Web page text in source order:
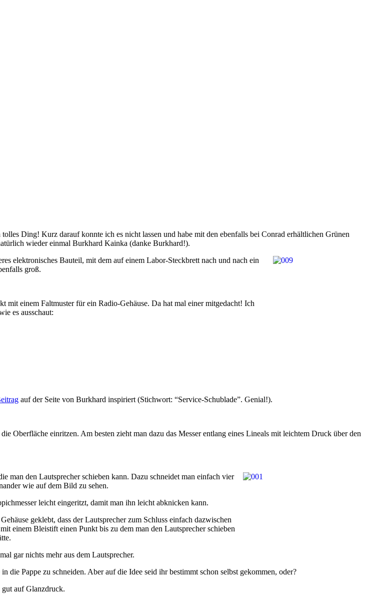
Ding! Kurz darauf konnte ich es nicht lassen und habe mit den ebenfalls bei Conrad erhältlichen Grünen
wieder einmal Burkhard Kainka (danke Burkhard!).
elektronisches Bauteil, mit dem auf einem Labor-Steckbrett nach und nach ein
groß.
mit einem Faltmuster für ein Radio-Gehäuse. Da hat mal einer mitgedacht! Ich
es ausschaut:
auf der Seite von Burkhard inspiriert (Stichwort: “Service-Schublade”. Genial!).
Oberfläche einritzen. Am besten zieht man dazu das Messer entlang eines Lineals mit leichtem Druck über den
man den Lautsprecher schieben kann. Dazu schneidet man einfach vier
wie auf dem Bild zu sehen.
leicht eingeritzt, damit man ihn leicht abknicken kann.
geklebt, dass der Lautsprecher zum Schluss einfach dazwischen
einem Bleistift einen Punkt bis zu dem man den Lautsprecher schieben
gar nichts mehr aus dem Lautsprecher.
die Pappe zu schneiden. Aber auf die Idee seid ihr bestimmt schon selbst gekommen, oder?
auf Glanzdruck.